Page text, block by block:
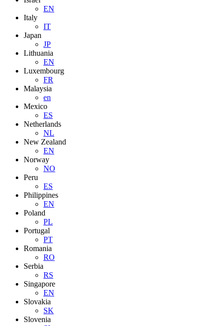
EN
Italy
IT
Japan
JP
Lithuania
EN
Luxembourg
FR
Malaysia
en
Mexico
ES
Netherlands
NL
New Zealand
EN
Norway
NO
Peru
ES
Philippines
EN
Poland
PL
Portugal
PT
Romania
RO
Serbia
RS
Singapore
EN
Slovakia
SK
Slovenia